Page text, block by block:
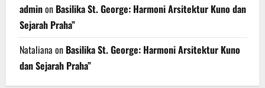
adminon Basilika St. George: Harmoni Arsitektur Kuno dan
Sejarah Praha”
Nataliana on Basilika St. George: Harmoni Arsitektur Kuno
dan Sejarah Praha”